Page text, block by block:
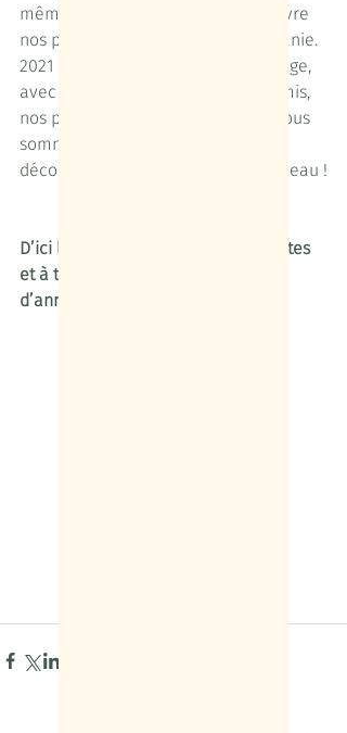
même déjà vaccinés, pour poursuivre
nos préparatifs au cœur de l’Occitanie.
2021 sera donc une année de partage,
avec nos accompagnateurs, nos amis,
nos partenaires et nos clients, et nous
sommes impatients de leur faire
découvrir le nomadisme au fil de l’eau !
D’ici là, nous vous souhaitons à toutes
et à tous de très belles fêtes de fin
d’année !